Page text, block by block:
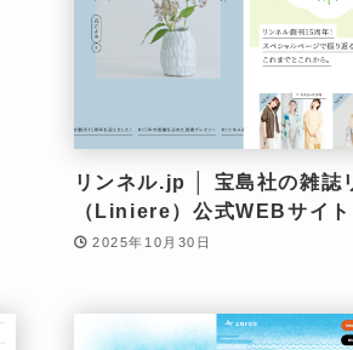
リンネル.jp │ 宝島社の雑誌
（Liniere）公式WEBサイト
2025年10月30日